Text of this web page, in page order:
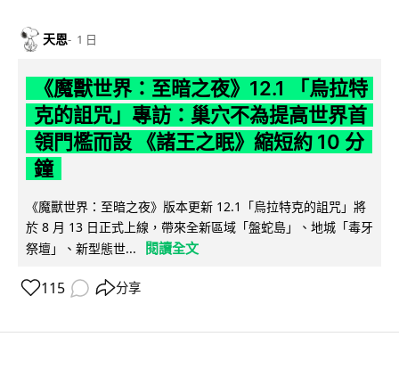
天恩 1 日
《魔獸世界：至暗之夜》12.1 「烏拉特
克的詛咒」專訪：巢穴不為提高世界首
領門檻而設 《諸王之眠》縮短約 10 分
鐘
《魔獸世界：至暗之夜》版本更新 12.1「烏拉特克的詛咒」將
於 8 月 13 日正式上線，帶來全新區域「盤蛇島」、地城「毒牙
祭壇」、新型態世...
閱讀全文
115 分享